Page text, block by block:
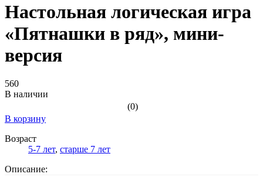
Настольная логическая игра
«Пятнашки в ряд», мини-
версия
560
В наличии
(0)
В корзину
Возраст
5-7 лет, старше 7 лет
Описание: